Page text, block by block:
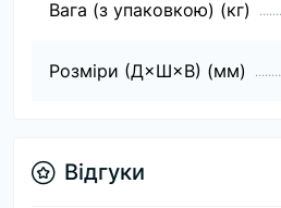
Вага (з упаковкою) (кг)
Розміри (Д×Ш×В) (мм)
Відгуки